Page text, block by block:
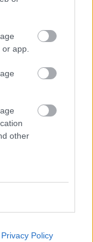
app.
other
Privacy Policy
HR ek a
adod meg :)
mindneki
hogy